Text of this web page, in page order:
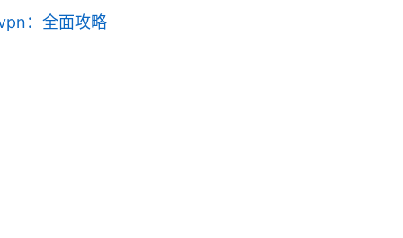
：全面攻略